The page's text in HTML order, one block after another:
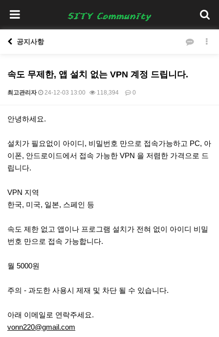
공지사항
속도 무제한, 앱 설치 없는 VPN 계정 드립니다.
최고관리자 24-12-03 13:00 118,394 0
본문
안녕하세요.
설치가 필요없이 아이디, 비밀번호 만으로 접속가능하고 PC, 아
이폰, 안드로이드에서 접속 가능한 VPN 을 저렴한 가격으로 드
립니다.
VPN 지역
한국, 미국, 일본, 스페인 등
속도 제한 없고 앱이나 프로그램 설치가 전혀 없이 아이디 비밀
번호 만으로 접속 가능합니다.
월 5000원
주의 - 과도한 사용시 제재 및 차단 될 수 있습니다.
아래 이메일로 연락주세요.
vonn220@gmail.com